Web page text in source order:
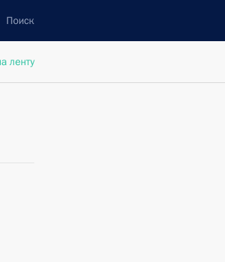
Поиск
ленту